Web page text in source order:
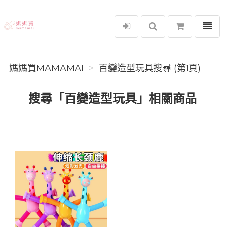
媽媽買MAMAMAI
選單
媽媽買MAMAMAI 百變造型玩具搜尋 (第1頁)
搜尋「百變造型玩具」相關商品